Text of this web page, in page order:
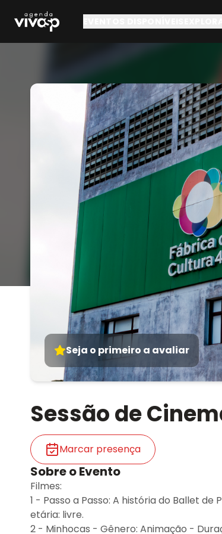
Seja o primeiro a avaliar
Sessão de
Marcar presença
Sobre o Evento
Filmes:
1 - Passo a Passo: A história do Ballet
etária: livre.
2 - Minhocas - Gênero: Animação -